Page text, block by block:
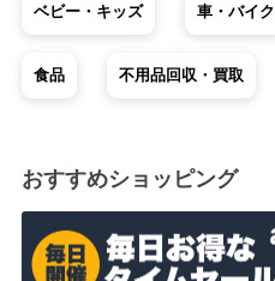
ベビー・キッズ 車・バイク
食品 不用品回収・買取
おすすめショッピング